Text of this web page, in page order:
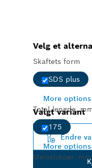
Velg et
Skaftets form
SDS plus
More options
Total lengde,
175
More options
Meiselskjær, mm
Valgt variant
Endre